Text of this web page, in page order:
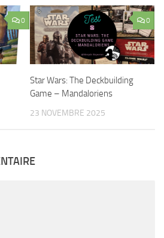
0 0
Star Wars: The Deckbuilding
Game – Mandaloriens
23 NOVEMBRE 2025